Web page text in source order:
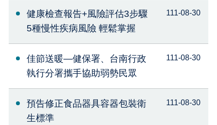
健康檢查報告+風險評估3步驟
5種慢性疾病風險 輕鬆掌握
111-08-30
佳節送暖—健保署、台南行政
執行分署攜手協助弱勢民眾
111-08-30
預告修正食品器具容器包裝衛
生標準
111-08-30